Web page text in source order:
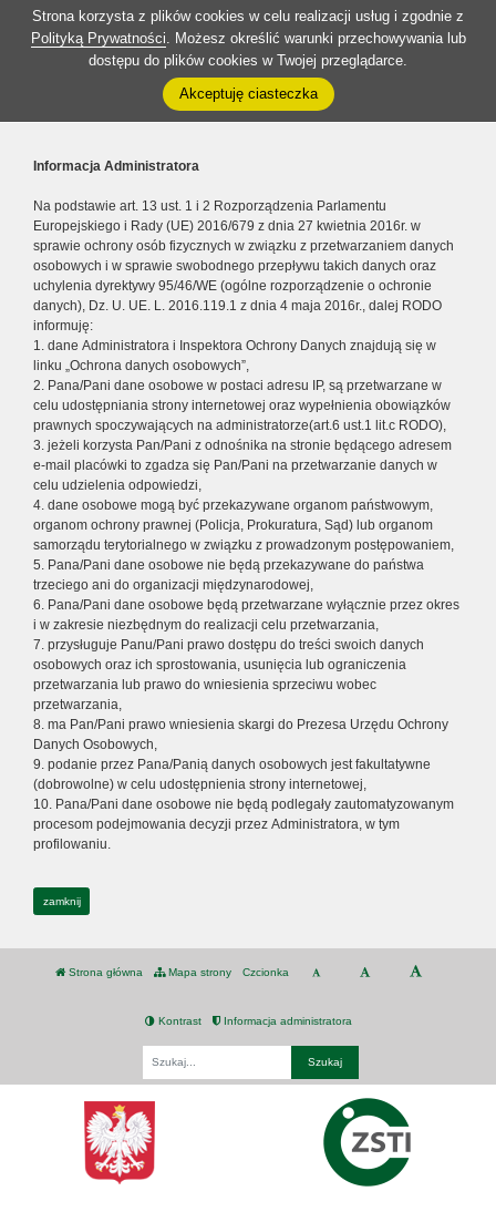
Strona korzysta z plików cookies w celu realizacji usług i zgodnie z
Polityką Prywatności. Możesz określić warunki przechowywania lub
dostępu do plików cookies w Twojej przeglądarce.
Akceptuję ciasteczka
Informacja Administratora
Na podstawie art. 13 ust. 1 i 2 Rozporządzenia Parlamentu
Europejskiego i Rady (UE) 2016/679 z dnia 27 kwietnia 2016r. w
sprawie ochrony osób fizycznych w związku z przetwarzaniem danych
osobowych i w sprawie swobodnego przepływu takich danych oraz
uchylenia dyrektywy 95/46/WE (ogólne rozporządzenie o ochronie
danych), Dz. U. UE. L. 2016.119.1 z dnia 4 maja 2016r., dalej RODO
informuję:
1. dane Administratora i Inspektora Ochrony Danych znajdują się w
linku „Ochrona danych osobowych”,
2. Pana/Pani dane osobowe w postaci adresu IP, są przetwarzane w
celu udostępniania strony internetowej oraz wypełnienia obowiązków
prawnych spoczywających na administratorze(art.6 ust.1 lit.c RODO),
3. jeżeli korzysta Pan/Pani z odnośnika na stronie będącego adresem
e-mail placówki to zgadza się Pan/Pani na przetwarzanie danych w
celu udzielenia odpowiedzi,
4. dane osobowe mogą być przekazywane organom państwowym,
organom ochrony prawnej (Policja, Prokuratura, Sąd) lub organom
samorządu terytorialnego w związku z prowadzonym postępowaniem,
5. Pana/Pani dane osobowe nie będą przekazywane do państwa
trzeciego ani do organizacji międzynarodowej,
6. Pana/Pani dane osobowe będą przetwarzane wyłącznie przez okres
i w zakresie niezbędnym do realizacji celu przetwarzania,
7. przysługuje Panu/Pani prawo dostępu do treści swoich danych
osobowych oraz ich sprostowania, usunięcia lub ograniczenia
przetwarzania lub prawo do wniesienia sprzeciwu wobec
przetwarzania,
8. ma Pan/Pani prawo wniesienia skargi do Prezesa Urzędu Ochrony
Danych Osobowych,
9. podanie przez Pana/Panią danych osobowych jest fakultatywne
(dobrowolne) w celu udostępnienia strony internetowej,
10. Pana/Pani dane osobowe nie będą podlegały zautomatyzowanym
procesom podejmowania decyzji przez Administratora, w tym
profilowaniu.
zamknij
Strona główna Mapa strony Czcionka
Kontrast Informacja administratora